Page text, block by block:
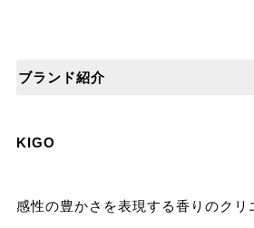
ブランド紹介
KIGO
感性の豊かさを表現する香りのクリ